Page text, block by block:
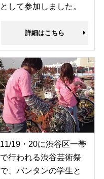
として参加しました。
詳細はこちら
11/19・20に渋谷区一帯
で行われる渋谷芸術祭
で、バンタンの学生と